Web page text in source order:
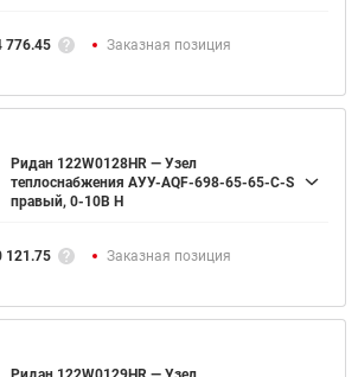
776.45 Заказная позиция
Ридан 122W0128HR — Узел
теплоснабжения АУУ-AQF-698-65-65-C-S
правый, 0-10В H
121.75 Заказная позиция